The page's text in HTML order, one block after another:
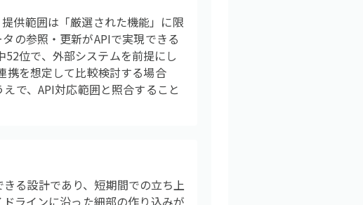
供範囲は「厳選された機能」に限
の参照・更新がAPIで実現できる
位で、外部システムを前提にし
携を想定して比較検討する場合
で、API対応範囲と照合すること
る設計であり、短期間での立ち上
ラインに沿った細部の作り込みが